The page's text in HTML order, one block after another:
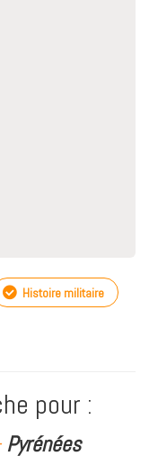
Histoire militaire
pour :
Pyrénées